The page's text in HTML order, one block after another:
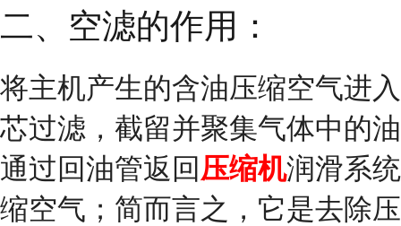
二、空滤的作用：
将主机产生的含油压缩空气进
芯过滤，截留并聚集气体中的
通过回油管返回 压缩机润滑系
缩空气；简而言之，它是去除